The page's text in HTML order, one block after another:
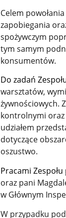
Celem
zapobiegania
spożywczym
tym samym
konsumentów.
Do zadań
warsztatów,
żywnościowych.
kontrolnymi oraz
udziałem
dotyczące
oszustwo.
Pracami
oraz pani
w Głównym
W przypadku